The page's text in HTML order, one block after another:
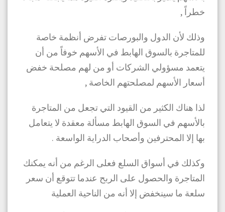
خطراً ,
وذلك لأن الدول والبورصات تفرض أنظمة خاصة
للمتاجرة بالسوق الهابط في الأسهم خوفاً من أن
يتعمد مسؤولي الشركات أو من لهم مصلحة خفض
أسعار الأسهم لمصلحتهم الخاصة ,
لذا هناك الكثير من القيود التي تجعل من المتاجرة
بالأسهم في السوق الهابط مسألة معقدة لا يتعامل
بها إلا المحترفين وأصحاب الدراية الواسعة .
وكذلك في أسواق السلع فعلى الرغم من أنه يمكنك
المتاجرة والحصول على الربح عندما تتوقع أن سعر
سلعة ما سينخفض إلا أنه من الناحية العملية